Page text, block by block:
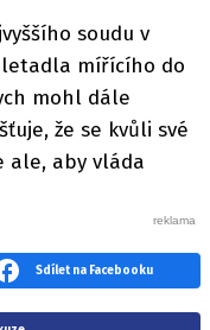
soudu v
letadla mířícího do
mohl dále
že se kvůli své
ale, aby vláda
Sdílet na Facebooku